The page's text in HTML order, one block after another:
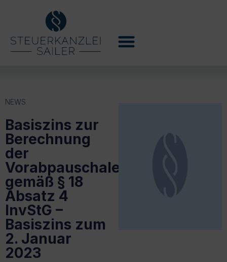
NEWS
Basiszins zur
Berechnung
der
Vorabpauschale
gemäß § 18
Absatz 4
InvStG –
Basiszins zum
2. Januar
2023